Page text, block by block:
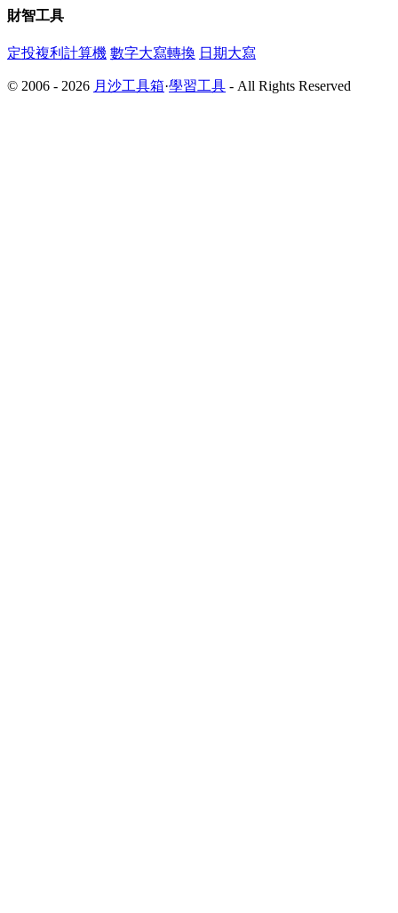
財智工具
定投複利計算機 數字大寫轉換 日期大寫
© 2006 - 2026 月沙工具箱·學習工具 - All Rights Reserved